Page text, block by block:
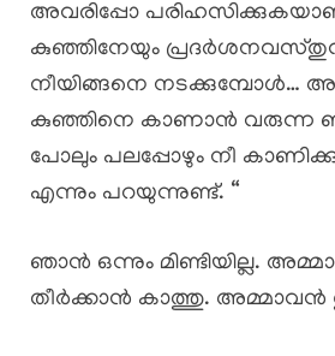
അവരിപ്പോ
കുഞ്ഞിനേയും
നീയിങ്ങനെ നടക്കുമ്പോൾ…
കുഞ്ഞിനെ കാണാൻ വരുന്ന
പോലും പലപ്പോഴും നീ
എന്നും പറയുന്നുണ്ട്. “
ഞാൻ ഒന്നും മിണ്ടിയില്ല.
തീർക്കാൻ കാത്തു. അമ്മാവൻ